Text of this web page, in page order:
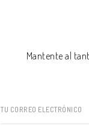
Mantente al
TU CORREO ELECTRÓNICO